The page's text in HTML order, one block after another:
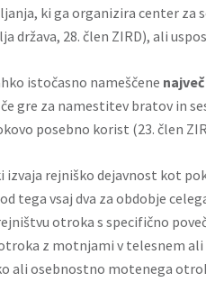
ki ga organizira center za
država, 28. člen ZIRD), ali
istočasno nameščene
če gre za namestitev bratov in
posebno korist (23. člen
izvaja rejniško dejavnost kot
tega vsaj dva za obdobje
otroka s specifično
z motnjami v telesnem
ali osebnostno motenega